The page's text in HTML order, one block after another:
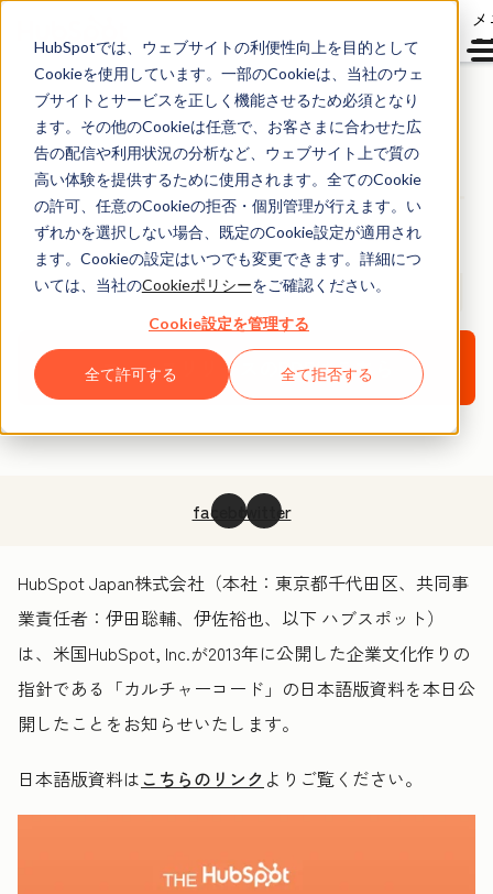
HubSpotでは、ウェブサイトの利便性向上を目的として
Cookieを使用しています。一部のCookieは、当社のウェ
ブサイトとサービスを正しく機能させるため必須となり
ます。その他のCookieは任意で、お客さまに合わせた広
告の配信や利用状況の分析など、ウェブサイト上で質の
高い体験を提供するために使用されます。全てのCookie
の許可、任意のCookieの拒否・個別管理が行えます。い
ずれかを選択しない場合、既定のCookie設定が適用され
ます。Cookieの設定はいつでも変更できます。詳細につ
いては、当社のCookieポリシーをご確認ください。
Cookie設定を管理する
全て許可する 全て拒否する
世界で400万PVを超え
る企業文化作りの指針
「カルチャーコード」
の日本語版資料を公開
ニュースリリースのPDFはこちら
facebooktwitter
HubSpot Japan株式会社（本社：東京都千代田区、共同事
業責任者：伊田聡輔、伊佐裕也、以下 ハブスポット）
は、米国HubSpot, Inc.が2013年に公開した企業文化作りの
指針である「カルチャーコード」の日本語版資料を本日公
開したことをお知らせいたします。
日本語版資料は こちらのリンク よりご覧ください。